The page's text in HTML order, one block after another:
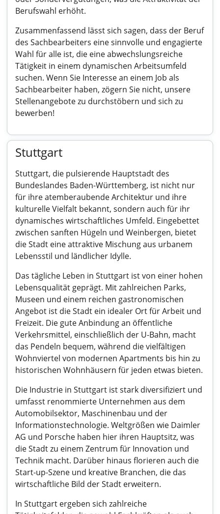
Berufswahl erhöht.
Zusammenfassend lässt sich sagen, dass der Beruf
des Sachbearbeiters eine sinnvolle und engagierte
Wahl für alle ist, die eine abwechslungsreiche
Tätigkeit in einem dynamischen Arbeitsumfeld
suchen. Wenn Sie Interesse an einem Job als
Sachbearbeiter haben, zögern Sie nicht, unsere
Stellenangebote zu durchstöbern und sich zu
bewerben!
Stuttgart
Stuttgart, die pulsierende Hauptstadt des
Bundeslandes Baden-Württemberg, ist nicht nur
für ihre atemberaubende Architektur und ihre
kulturelle Vielfalt bekannt, sondern auch für ihr
dynamisches wirtschaftliches Umfeld. Eingebettet
zwischen sanften Hügeln und Weinbergen, bietet
die Stadt eine attraktive Mischung aus urbanem
Lebensstil und ländlicher Idylle.
Das tägliche Leben in Stuttgart ist von einer hohen
Lebensqualität geprägt. Mit zahlreichen Parks,
Museen und einem reichen gastronomischen
Angebot ist die Stadt ein idealer Ort für Arbeit und
Freizeit. Die gute Anbindung an öffentliche
Verkehrsmittel, einschließlich der U-Bahn, macht
das Pendeln bequem, während die vielfältigen
Wohnviertel von modernen Apartments bis hin zu
historischen Wohnhäusern für jeden etwas bieten.
Die Industrie in Stuttgart ist stark diversifiziert und
umfasst renommierte Unternehmen aus dem
Automobilsektor, Maschinenbau und der
Informationstechnologie. Weltgrößen wie Daimler
AG und Porsche haben hier ihren Hauptsitz, was
die Stadt zu einem Zentrum für Innovation und
Technik macht. Darüber hinaus florieren auch die
Start-up-Szene und kreative Branchen, die das
wirtschaftliche Bild der Stadt erweitern.
In Stuttgart ergeben sich zahlreiche